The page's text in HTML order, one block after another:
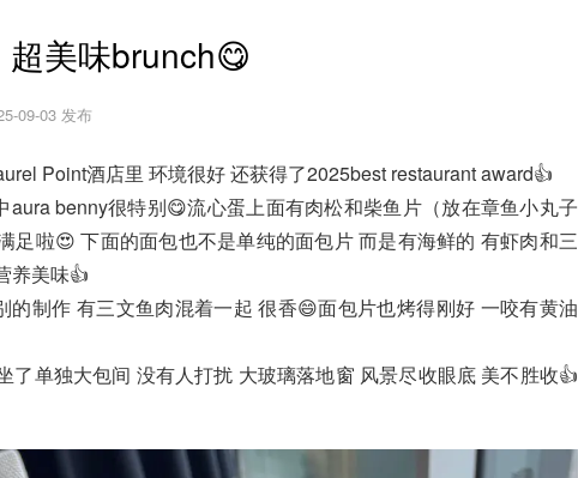
美味brunch😋
09-03 发布
Point酒店里 环境很好 还获得了2025best restaurant award👍
aura benny很特别😋流心蛋上面有肉松和柴鱼片（放在章鱼小丸子
足啦😍 下面的面包也不是单纯的面包片 而是有海鲜的 有虾肉和三
养美味👍
的制作 有三文鱼肉混着一起 很香😄面包片也烤得刚好 一咬有黄油
了单独大包间 没有人打扰 大玻璃落地窗 风景尽收眼底 美不胜收👍